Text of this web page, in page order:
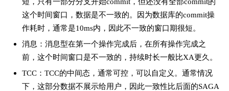
这个时间窗口，数据是不一致的。因为数据库的commit操
作耗时，通常是10ms内，因此不一致的窗口期很短。
消息：消息型在第一个操作完成后，在所有操作完成之
前，这个时间窗口是不一致的，持续时长一般比XA更久。
TCC：TCC的中间态，通常可控，可以自定义。通常情况
下，这部分数据不展示给用户，因此一致性比后面的SAGA